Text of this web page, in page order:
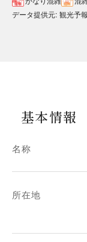
データ提供元: 観光予
基本情報
名称
所在地